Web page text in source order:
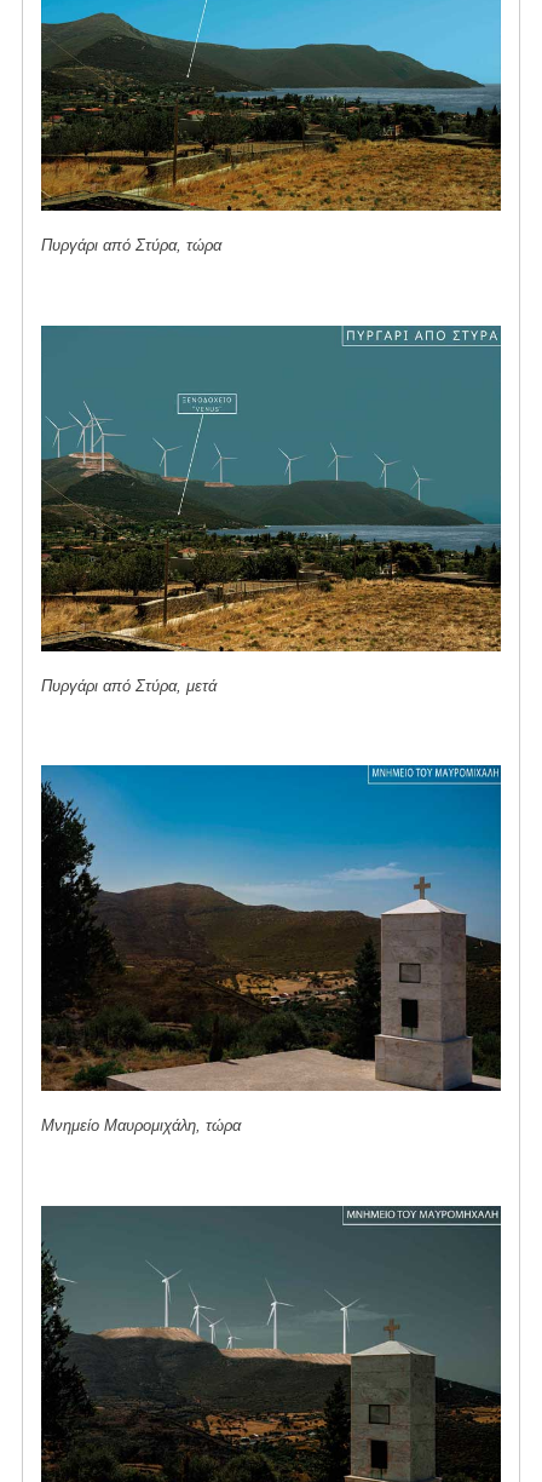
Πυργάρι από Στύρα, τώρα
Πυργάρι από Στύρα, μετά
Μνημείο Μαυρομιχάλη, τώρα